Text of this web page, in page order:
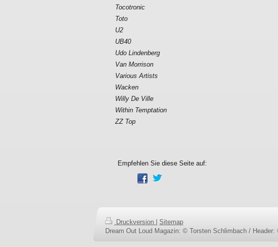
Tocotronic
Toto
U2
UB40
Udo Lindenberg
Van Morrison
Various Artists
Wacken
Willy De Ville
Within Temptation
ZZ Top
Empfehlen Sie diese Seite auf:
Druckversion
Sitemap
Dream Out Loud Magazin: © Torsten Schlimbach /